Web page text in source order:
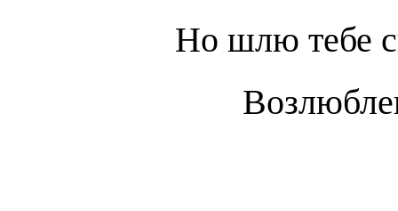
Но шлю тебе